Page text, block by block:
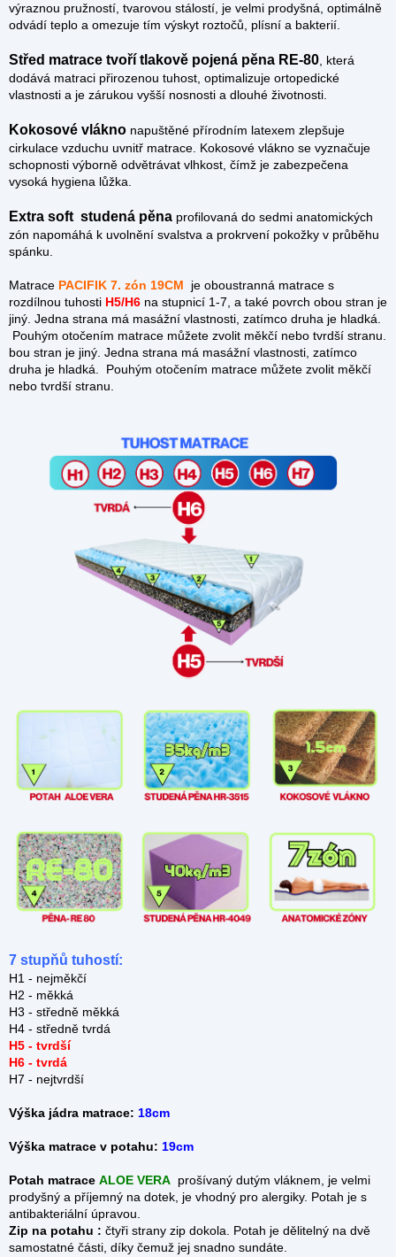
výraznou pružností, tvarovou stálostí, je velmi prodyšná, optimálně
odvádí teplo a omezuje tím výskyt roztočů, plísní a bakterií.
Střed matrace tvoří tlakově pojená pěna RE-80 , která
dodává matraci přirozenou tuhost, optimalizuje ortopedické
vlastnosti a je zárukou vyšší nosnosti a dlouhé životnosti.
Kokosové vlákno napuštěné přírodním latexem zlepšuje
cirkulace vzduchu uvnitř matrace. Kokosové vlákno se vyznačuje
schopnosti výborně odvětrávat vlhkost, čímž je zabezpečena
vysoká hygiena lůžka.
Extra soft studená pěna profilovaná do sedmi anatomických
zón napomáhá k uvolnění svalstva a prokrvení pokožky v průběhu
spánku.
Matrace PACIFIK 7. zón 19CM je oboustranná matrace s
rozdílnou tuhosti H5/H6 na stupnicí 1-7, a také povrch obou stran je
jiný. Jedna strana má masážní vlastnosti, zatímco druha je hladká.
Pouhým otočením matrace můžete zvolit měkčí nebo tvrdší stranu.
bou stran je jiný. Jedna strana má masážní vlastnosti, zatímco
druha je hladká. Pouhým otočením matrace můžete zvolit měkčí
nebo tvrdší stranu.
7 stupňů tuhostí:
H1 - nejměkčí
H2 - měkká
H3 - středně měkká
H4 - středně tvrdá
H5 - tvrdší
H6 - tvrdá
H7 - nejtvrdší
Výška jádra matrace: 18cm
Výška matrace v potahu: 19cm
Potah matrace ALOE VERA prošívaný dutým vláknem, je velmi
prodyšný a příjemný na dotek, je vhodný pro alergiky. Potah je s
antibakteriální úpravou.
Zip na potahu : čtyři strany zip dokola.
Potah je dělitelný na dvě
samostatné části, díky čemuž jej snadno sundáte.